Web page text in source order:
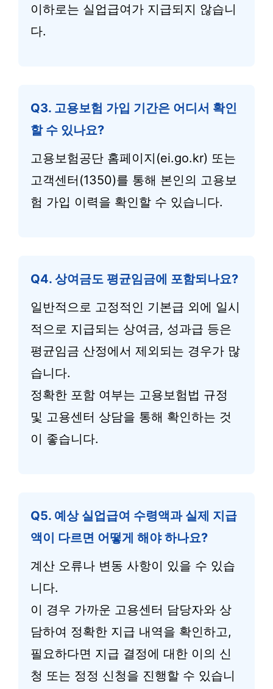
이하로는 실업급여가 지급되지 않습니
다.
Q3. 고용보험 가입 기간은 어디서 확인
할 수 있나요?
고용보험공단 홈페이지(ei.go.kr) 또는
고객센터(1350)를 통해 본인의 고용보
험 가입 이력을 확인할 수 있습니다.
Q4. 상여금도 평균임금에 포함되나요?
일반적으로 고정적인 기본급 외에 일시
적으로 지급되는 상여금, 성과급 등은
평균임금 산정에서 제외되는 경우가 많
습니다.
정확한 포함 여부는 고용보험법 규정
및 고용센터 상담을 통해 확인하는 것
이 좋습니다.
Q5. 예상 실업급여 수령액과 실제 지급
액이 다르면 어떻게 해야 하나요?
계산 오류나 변동 사항이 있을 수 있습
니다.
이 경우 가까운 고용센터 담당자와 상
담하여 정확한 지급 내역을 확인하고,
필요하다면 지급 결정에 대한 이의 신
청 또는 정정 신청을 진행할 수 있습니